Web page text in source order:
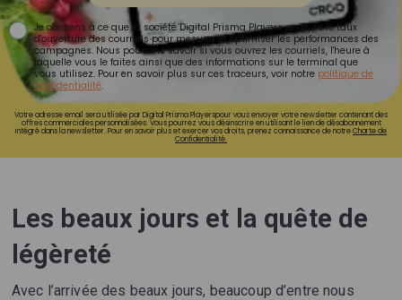
Je consens à ce que la société Digital Prisma Players analyse le taux
d'ouverture des courriels pour mesurer et optimiser les performances des
campagnes. Nous pourrons savoir si vous ouvrez les courriels, l'heure à
laquelle vous le faites ainsi que des informations sur le terminal que
vous utilisez. Pour en savoir plus sur ces traceurs, voir notre politique de
confidentialité.
Votre adresse email sera utilisée par Digital Prisma Playerspour vous envoyer votre newsletter contenant des
offres commerciales personnalisées. Vous pourrez vous désinscrire en utilisant le lien de désabonnement
intégré dans la newsletter. Pour en savoir plus et exercer vos droits, prenez connaissance de notreCharte de
Confidentialité.
Les beaux jours et la quête de
légèreté
Avec l’arrivée des beaux jours, beaucoup d’entre nous